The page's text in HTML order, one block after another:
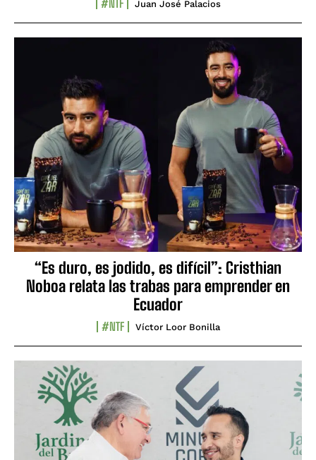
#NTF Juan José Palacios
“Es duro, es jodido, es difícil”: Cristhian
Noboa relata las trabas para emprender en
Ecuador
#NTF Víctor Loor Bonilla